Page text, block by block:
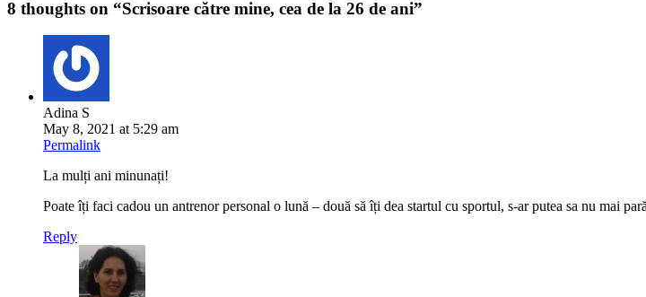
8 thoughts on “Scrisoare către mine, cea de la 26 de ani”
Adina S
May 8, 2021 at 5:29 am
Permalink
La mulți ani minunați!
Poate îți faci cadou un antrenor personal o lună – două să îți dea startul cu sportul, s-ar putea sa nu mai
Reply